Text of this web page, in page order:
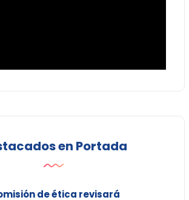
en Portada
de ética revisará